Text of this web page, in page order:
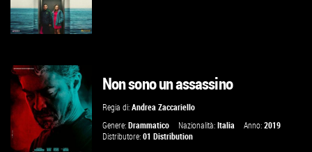
GUARDA IL TRAILER
VAI ALLA SCHEDA
Non sono un assassino
Regia di:Andrea Zaccariello
Genere:Drammatico Nazionalità:Italia Anno:2019
Distributore:01 Distribution